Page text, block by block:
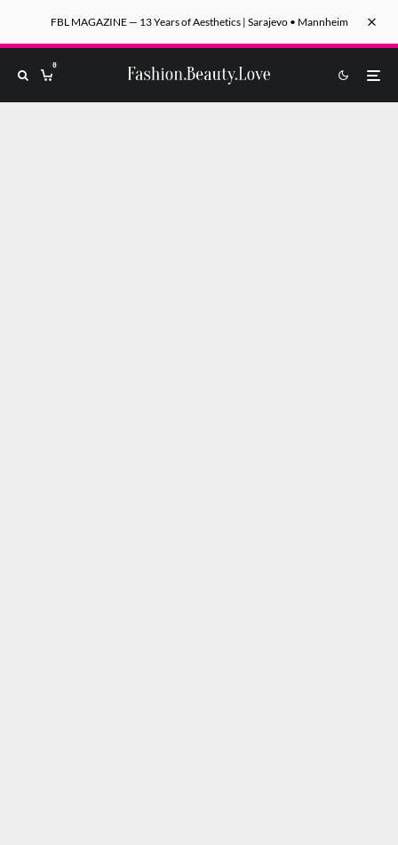
FBL MAGAZINE — 13 Years of Aesthetics | Sarajevo • Mannheim
0